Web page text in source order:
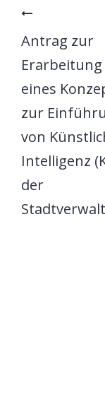
Antrag zur
Erarbeitung
eines
zur
von
Intelligenz
der